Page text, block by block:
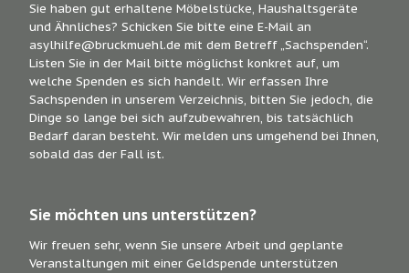
Sie haben gut erhaltene Möbelstücke, Haushaltsgeräte
und Ähnliches? Schicken Sie bitte eine E-Mail an
asylhilfe@bruckmuehl.de mit dem Betreff „Sachspenden“.
Listen Sie in der Mail bitte möglichst konkret auf, um
welche Spenden es sich handelt. Wir erfassen Ihre
Sachspenden in unserem Verzeichnis, bitten Sie jedoch, die
Dinge so lange bei sich aufzubewahren, bis tatsächlich
Bedarf daran besteht. Wir melden uns umgehend bei Ihnen,
sobald das der Fall ist.
Sie möchten uns unterstützen?
Wir freuen sehr, wenn Sie unsere Arbeit und geplante
Veranstaltungen mit einer Geldspende unterstützen